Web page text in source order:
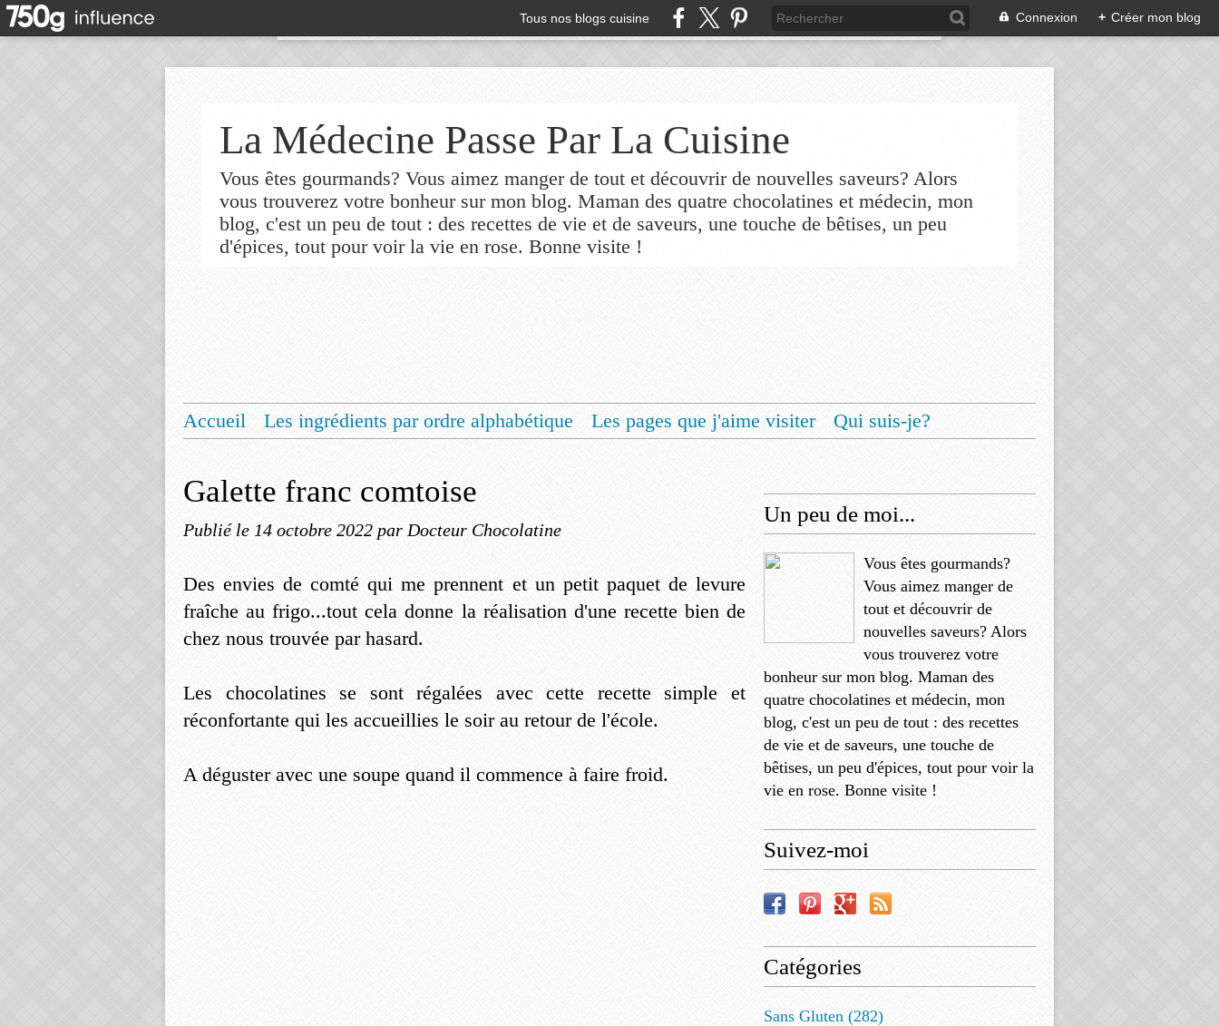
Tous nos blogs cuisine Connexion + Créer mon blog
La Médecine Passe Par La Cuisine
Vous êtes gourmands? Vous aimez manger de tout et découvrir de nouvelles saveurs? Alors
vous trouverez votre bonheur sur mon blog. Maman des quatre chocolatines et médecin, mon
blog, c'est un peu de tout : des recettes de vie et de saveurs, une touche de bêtises, un peu
d'épices, tout pour voir la vie en rose. Bonne visite !
Accueil Les ingrédients par ordre alphabétique Les pages que j'aime visiter
Qui suis-je?
Galette franc comtoise
Publié le 14 octobre 2022 par Docteur Chocolatine
Des envies de comté qui me prennent et un petit paquet de levure
fraîche au frigo...tout cela donne la réalisation d'une recette bien de
chez nous trouvée par hasard.
Les chocolatines se sont régalées avec cette recette simple et
réconfortante qui les accueillies le soir au retour de l'école.
A déguster avec une soupe quand il commence à faire froid.
Un peu de moi...
Vous êtes gourmands?
Vous aimez manger de
tout et découvrir de
nouvelles saveurs? Alors
vous trouverez votre
bonheur sur mon blog. Maman des
quatre chocolatines et médecin, mon
blog, c'est un peu de tout : des recettes
de vie et de saveurs, une touche de
bêtises, un peu d'épices, tout pour voir la
vie en rose. Bonne visite !
Suivez-moi
Catégories
Sans Gluten (282)